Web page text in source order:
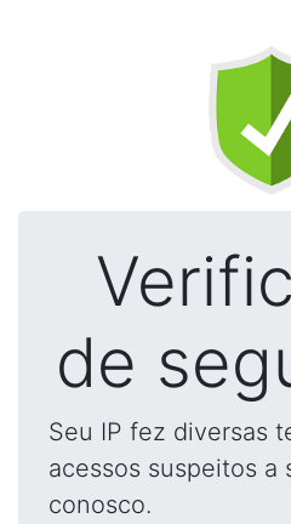
de
Seu IP fez diversas
acessos suspeitos a
conosco.